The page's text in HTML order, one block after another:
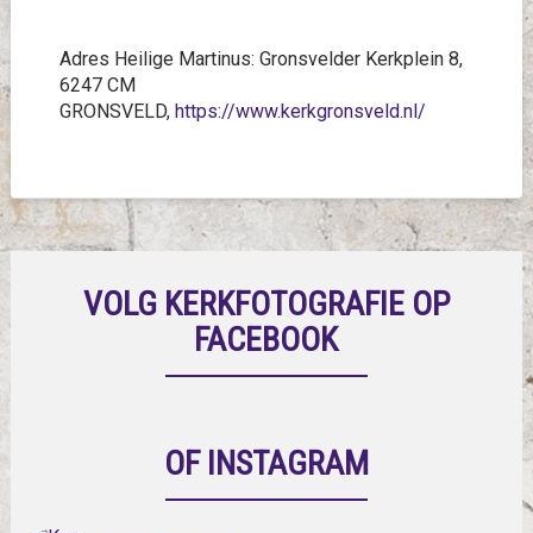
Adres Heilige Martinus: Gronsvelder Kerkplein 8,
6247 CM
GRONSVELD, https://www.kerkgronsveld.nl/
VOLG KERKFOTOGRAFIE OP
FACEBOOK
OF INSTAGRAM